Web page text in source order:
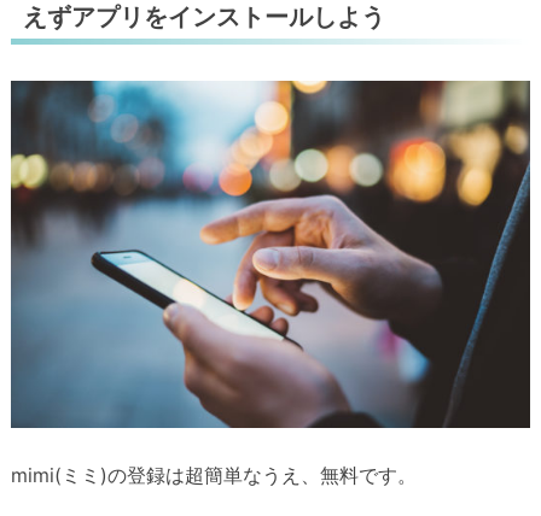
えずアプリをインストールしよう
mimi(ミミ)の登録は超簡単なうえ、無料です。